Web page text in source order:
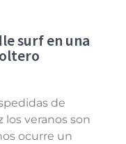
surf en una
de
los veranos son
ocurre un